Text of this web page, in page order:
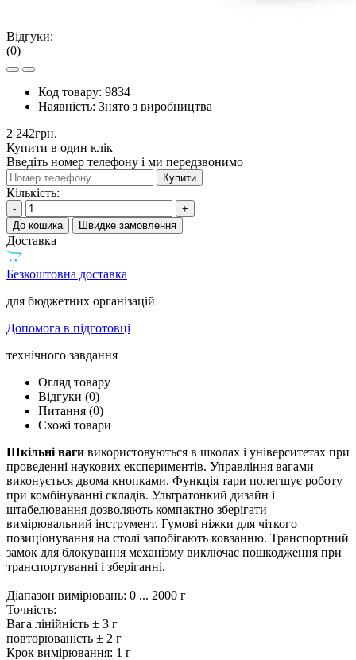
Відгуки:
(0)
Код товару: 9834
Наявність: Знято з виробництва
2 242грн.
Купити в один клік
Введіть номер телефону і ми передзвонимо
Купити
Кількість:
-
+
До кошика
Швидке замовлення
Доставка
Безкоштовна доставка
для бюджетних організацій
Допомога в підготовці
технічного завдання
Огляд товару
Відгуки (0)
Питання (0)
Схожі товари
Шкільні ваги використовуються в школах і університетах при
проведенні наукових експериментів. Управління вагами
виконується двома кнопками. Функція тари полегшує роботу
при комбінуванні складів. Ультратонкий дизайн і
штабелювання дозволяють компактно зберігати
вимірювальний інструмент. Гумові ніжки для чіткого
позиціонування на столі запобігають ковзанню. Транспортний
замок для блокування механізму виключає пошкодження при
транспортуванні і зберіганні.
Діапазон вимірювань: 0 ... 2000 г
Точність:
Вага лінійність ± 3 г
повторюваність ± 2 г
Крок вимірювання: 1 г